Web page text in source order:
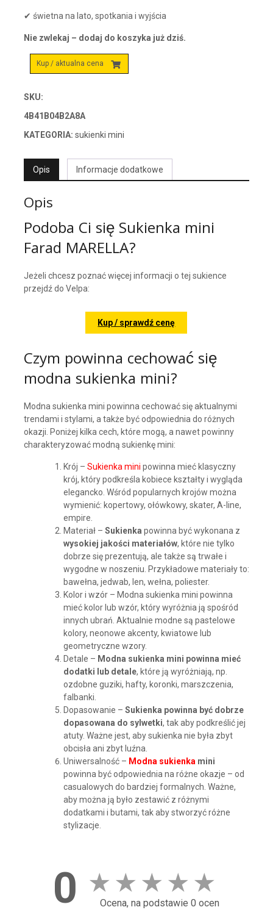
✔ świetna na lato, spotkania i wyjścia
Nie zwlekaj – dodaj do koszyka już dziś.
Kup / aktualna cena
SKU:
4B41B04B2A8A
KATEGORIA: sukienki mini
Opis Informacje dodatkowe
Opis
Podoba Ci się Sukienka mini
Farad MARELLA?
Jeżeli chcesz poznać więcej informacji o tej sukience
przejdź do Velpa:
Kup / sprawdź cenę
Czym powinna cechować się
modna sukienka mini?
Modna sukienka mini powinna cechować się aktualnymi
trendami i stylami, a także być odpowiednia do różnych
okazji. Poniżej kilka cech, które mogą, a nawet powinny
charakteryzować modną sukienkę mini:
Krój – Sukienka mini powinna mieć klasyczny
krój, który podkreśla kobiece kształty i wygląda
elegancko. Wśród popularnych krojów można
wymienić: kopertowy, ołówkowy, skater, A-line,
empire.
Materiał – Sukienka powinna być wykonana z
wysokiej jakości materiałów, które nie tylko
dobrze się prezentują, ale także są trwałe i
wygodne w noszeniu. Przykładowe materiały to:
bawełna, jedwab, len, wełna, poliester.
Kolor i wzór – Modna sukienka mini powinna
mieć kolor lub wzór, który wyróżnia ją spośród
innych ubrań. Aktualnie modne są pastelowe
kolory, neonowe akcenty, kwiatowe lub
geometryczne wzory.
Detale – Modna sukienka mini powinna mieć
dodatki lub detale, które ją wyróżniają, np.
ozdobne guziki, hafty, koronki, marszczenia,
falbanki.
Dopasowanie – Sukienka powinna być dobrze
dopasowana do sylwetki, tak aby podkreślić jej
atuty. Ważne jest, aby sukienka nie była zbyt
obcisła ani zbyt luźna.
Uniwersalność – Modna sukienka mini
powinna być odpowiednia na różne okazje – od
casualowych do bardziej formalnych. Ważne,
aby można ją było zestawić z różnymi
dodatkami i butami, tak aby stworzyć różne
stylizacje.
0 ★ ★ ★ ★ ★
Ocena, na podstawie 0 ocen